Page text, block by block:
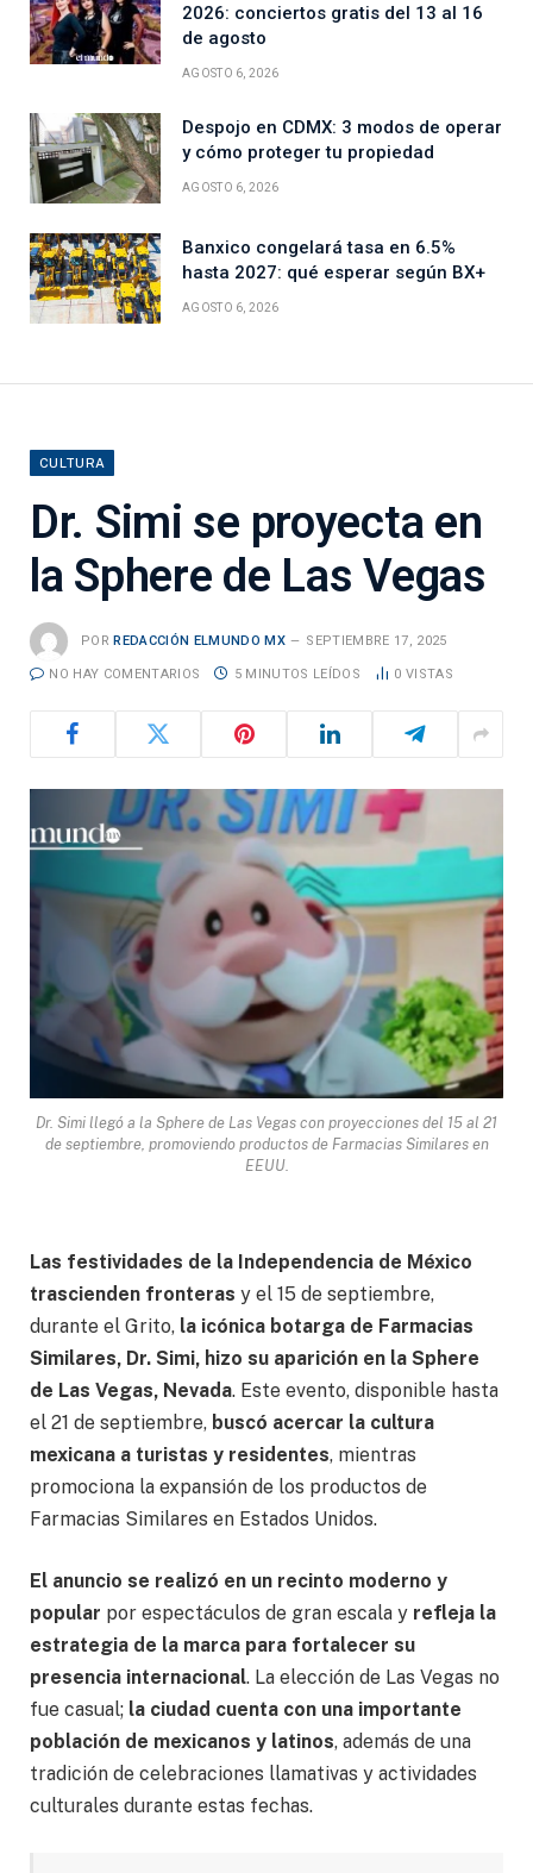
2026: conciertos gratis del 13 al 16
de agosto
AGOSTO 6, 2026
Despojo en CDMX: 3 modos de operar
y cómo proteger tu propiedad
AGOSTO 6, 2026
Banxico congelará tasa en 6.5%
hasta 2027: qué esperar según BX+
AGOSTO 6, 2026
CULTURA
Dr. Simi se proyecta en
la Sphere de Las Vegas
POR REDACCIÓN ELMUNDO MX SEPTIEMBRE 17, 2025
NO HAY COMENTARIOS 5 MINUTOS LEÍDOS 0 VISTAS
Dr. Simi llegó a la Sphere de Las Vegas con proyecciones del 15 al 21
de septiembre, promoviendo productos de Farmacias Similares en
EEUU.
Las festividades de la Independencia de México
trascienden fronteras y el 15 de septiembre,
durante el Grito, la icónica botarga de Farmacias
Similares, Dr. Simi, hizo su aparición en la Sphere
de Las Vegas, Nevada. Este evento, disponible hasta
el 21 de septiembre, buscó acercar la cultura
mexicana a turistas y residentes, mientras
promociona la expansión de los productos de
Farmacias Similares en Estados Unidos.
El anuncio se realizó en un recinto moderno y
popular por espectáculos de gran escala y refleja la
estrategia de la marca para fortalecer su
presencia internacional. La elección de Las Vegas no
fue casual; la ciudad cuenta con una importante
población de mexicanos y latinos, además de una
tradición de celebraciones llamativas y actividades
culturales durante estas fechas.